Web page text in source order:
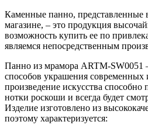
Каменные панно, представленные
магазине, – это продукция
возможность купить ее по
являемся непосредственным
Панно из мрамора ARTM-SW0051
способов украшения современных
произведение искусства
нотки роскоши и всегда будет
Изделие изготовлено из
поэтому характеризуется: